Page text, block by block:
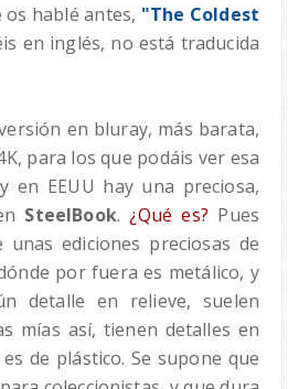
os hablé antes, "The Coldest
en inglés, no está traducida
en bluray, más barata,
para los que podáis ver esa
en EEUU hay una preciosa,
SteelBook.¿Qué es? Pues
unas ediciones preciosas de
por fuera es metálico, y
detalle en relieve, suelen
mías así, tienen detalles en
de plástico. Se supone que